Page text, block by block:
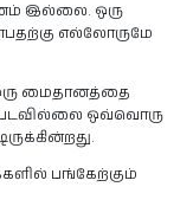
இல்லை. ஒரு
எல்லோருமே
மைதானத்தை
ஒவ்வொரு
பங்கேற்கும்